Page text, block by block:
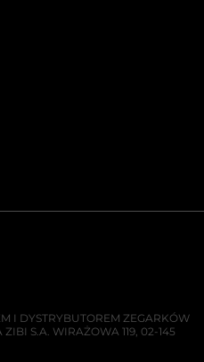
I DYSTRYBUTOREM ZEGARKÓW
S.A. WIRAŻOWA 119, 02-145